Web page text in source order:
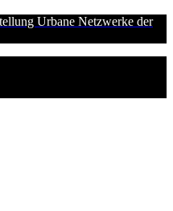
Urbane Netzwerke der